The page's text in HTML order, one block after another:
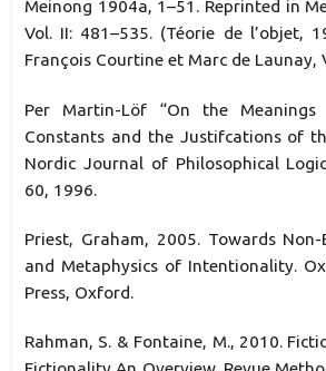
Meinong 1904a, 1–51. Reprinted in
Vol. II: 481–535. (Téorie de l’objet,
François Courtine et Marc de Launay,
Per Martin-Löf “On the
Constants and the Justifcations of
Nordic Journal of Philosophical
60, 1996.
Priest, Graham, 2005. Towards
and Metaphysics of Intentionality.
Press, Oxford.
Rahman, S. & Fontaine, M., 2010.